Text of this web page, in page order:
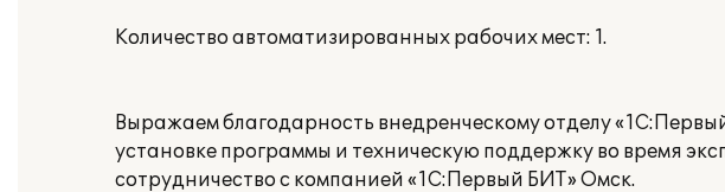
Количество автоматизированных рабочих мест: 1.
Выражаем благодарность внедренческому отделу
установке программы и техническую поддержку во время
сотрудничество с компанией «1С:Первый БИТ» Омск.